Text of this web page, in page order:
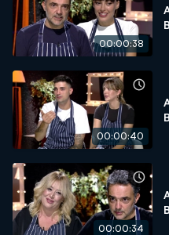
00:00:38
00:00:40
00:00:34